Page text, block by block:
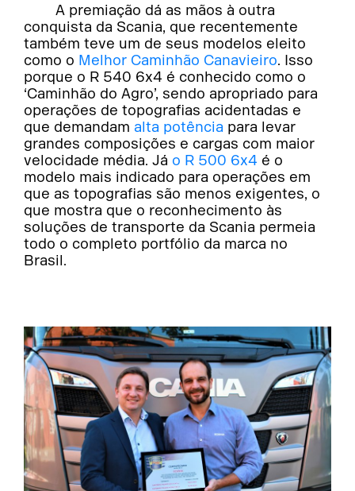
A premiação dá as mãos à outra
conquista da Scania, que recentemente
também teve um de seus modelos eleito
como o Melhor Caminhão Canavieiro. Isso
porque o R 540 6x4 é conhecido como o
‘Caminhão do Agro’, sendo apropriado para
operações de topografias acidentadas e
que demandam alta potência para levar
grandes composições e cargas com maior
velocidade média. Já o R 500 6x4 é o
modelo mais indicado para operações em
que as topografias são menos exigentes, o
que mostra que o reconhecimento às
soluções de transporte da Scania permeia
todo o completo portfólio da marca no
Brasil.